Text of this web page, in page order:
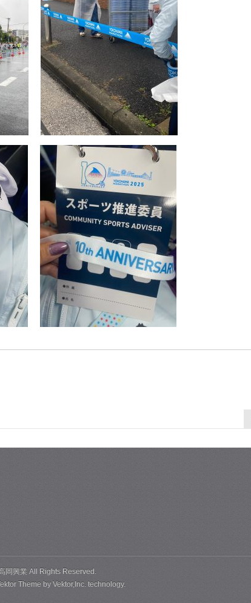
岡興業 All Rights Reserved.
Theme by Vektor,Inc.technology.